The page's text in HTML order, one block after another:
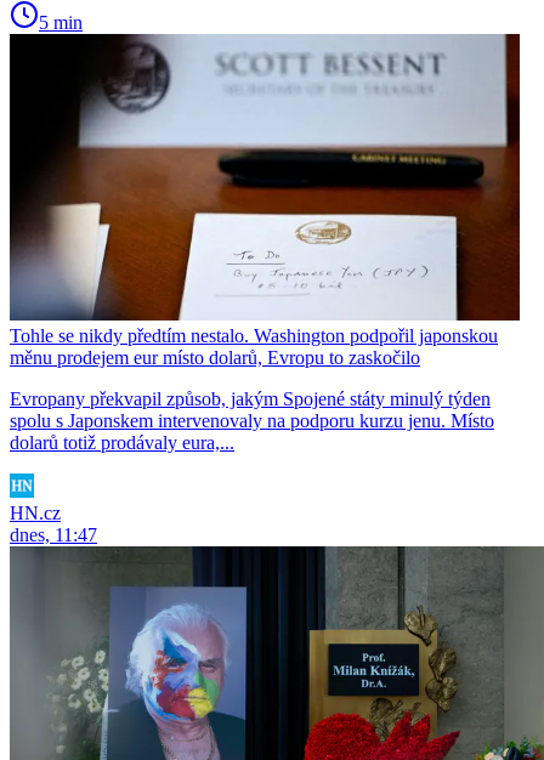
5 min
Tohle se nikdy předtím nestalo. Washington podpořil japonskou
měnu prodejem eur místo dolarů, Evropu to zaskočilo
Evropany překvapil způsob, jakým Spojené státy minulý týden
spolu s Japonskem intervenovaly na podporu kurzu jenu. Místo
dolarů totiž prodávaly eura,...
HN.cz
dnes, 11:47